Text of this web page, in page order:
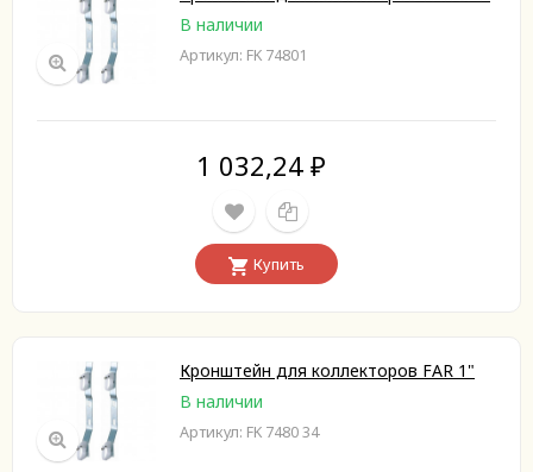
В наличии
Артикул: FK 74801
1 032,24 ₽
Купить
Кронштейн для коллекторов FAR 1"
В наличии
Артикул: FK 7480 34